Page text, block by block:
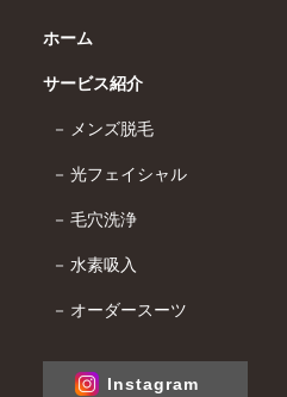
ホーム
サービス紹介
メンズ脱毛
光フェイシャル
毛穴洗浄
水素吸入
オーダースーツ
Instagram